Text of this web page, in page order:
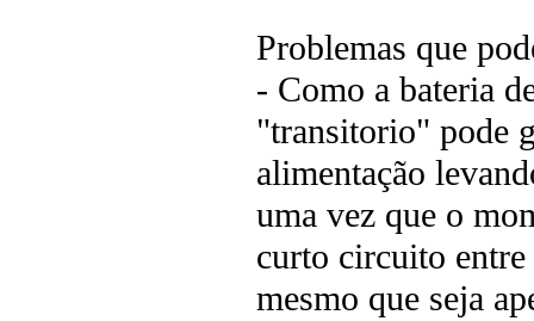
Problemas que
- Como a bateria
"transitorio" pode
alimentação
uma vez que o
curto circuito
mesmo que seja